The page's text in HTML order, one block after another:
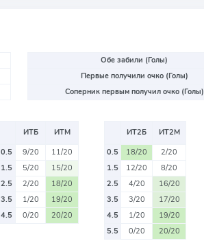
Обе забили (Голы)
Первые получили очко (Голы)
Соперник первым получил очко (Голы)
ИТБ
ИТМ
0.5
9/20
11/20
1.5
5/20
15/20
2.5
2/20
18/20
3.5
1/20
19/20
4.5
0/20 20/20
ИТ2Б
ИТ2М
0.5
18/20
2/20
1.5
12/20
8/20
2.5
4/20
16/20
3.5
3/20
17/20
4.5
1/20
19/20
5.5
0/20 20/20